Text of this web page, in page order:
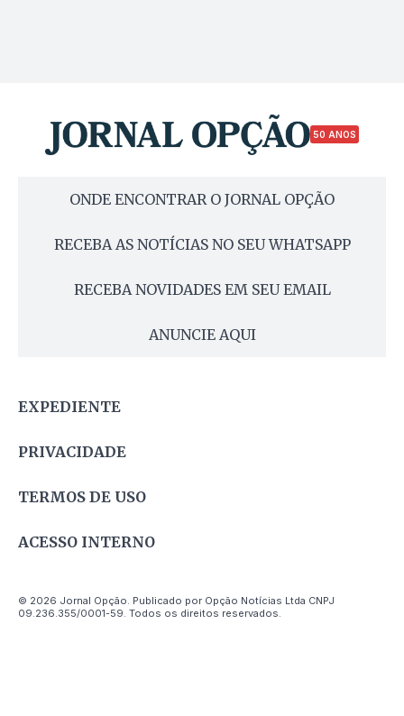
50 ANOS
ONDE ENCONTRAR O JORNAL OPÇÃO
RECEBA AS NOTÍCIAS NO SEU WHATSAPP
RECEBA NOVIDADES EM SEU EMAIL
ANUNCIE AQUI
EXPEDIENTE
PRIVACIDADE
TERMOS DE USO
ACESSO INTERNO
© 2026 Jornal Opção. Publicado por Opção Notícias Ltda CNPJ
09.236.355/0001-59. Todos os direitos reservados.